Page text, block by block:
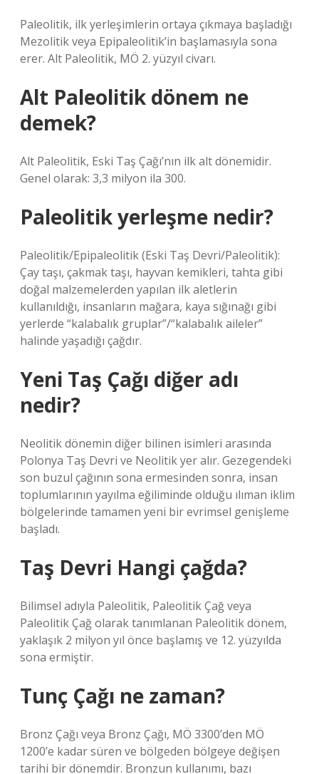
Paleolitik, ilk yerleşimlerin ortaya çıkmaya başladığı
Mezolitik veya Epipaleolitik’in başlamasıyla sona
erer. Alt Paleolitik, MÖ 2. yüzyıl civarı.
Alt Paleolitik dönem ne
demek?
Alt Paleolitik, Eski Taş Çağı’nın ilk alt dönemidir.
Genel olarak: 3,3 milyon ila 300.
Paleolitik yerleşme nedir?
Paleolitik/Epipaleolitik (Eski Taş Devri/Paleolitik):
Çay taşı, çakmak taşı, hayvan kemikleri, tahta gibi
doğal malzemelerden yapılan ilk aletlerin
kullanıldığı, insanların mağara, kaya sığınağı gibi
yerlerde “kalabalık gruplar”/“kalabalık aileler”
halinde yaşadığı çağdır.
Yeni Taş Çağı diğer adı
nedir?
Neolitik dönemin diğer bilinen isimleri arasında
Polonya Taş Devri ve Neolitik yer alır. Gezegendeki
son buzul çağının sona ermesinden sonra, insan
toplumlarının yayılma eğiliminde olduğu ılıman iklim
bölgelerinde tamamen yeni bir evrimsel genişleme
başladı.
Taş Devri Hangi çağda?
Bilimsel adıyla Paleolitik, Paleolitik Çağ veya
Paleolitik Çağ olarak tanımlanan Paleolitik dönem,
yaklaşık 2 milyon yıl önce başlamış ve 12. yüzyılda
sona ermiştir.
Tunç Çağı ne zaman?
Bronz Çağı veya Bronz Çağı, MÖ 3300’den MÖ
1200’e kadar süren ve bölgeden bölgeye değişen
tarihi bir dönemdir. Bronzun kullanımı, bazı